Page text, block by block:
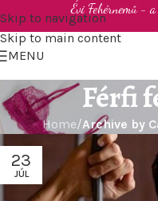
Skip to navigation
Skip to main content
Évi Fehérnemű -
MENU
Férfi
Home/Archive by
23
JÚL